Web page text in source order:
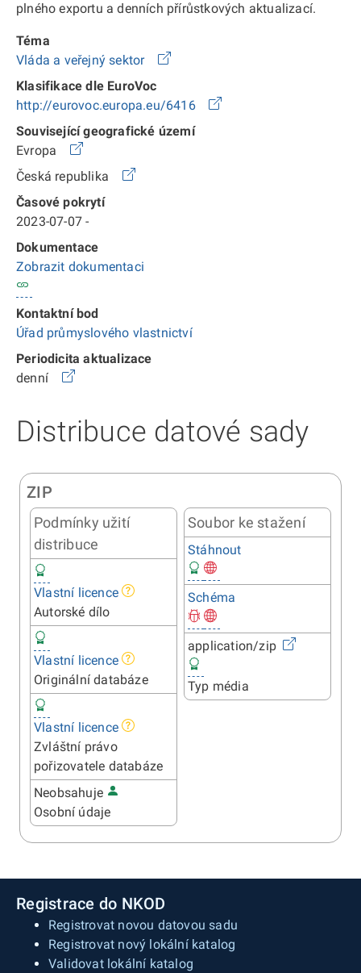
plného exportu a denních přírůstkových aktualizací.
Téma
Vláda a veřejný sektor
Klasifikace dle EuroVoc
http://eurovoc.europa.eu/6416
Související geografické území
Evropa
Česká republika
Časové pokrytí
2023-07-07 -
Dokumentace
Zobrazit dokumentaci
Kontaktní bod
Úřad průmyslového vlastnictví
Periodicita aktualizace
denní
Distribuce datové sady
ZIP
Podmínky užití
distribuce
Vlastní licence
Autorské dílo
Vlastní licence
Originální databáze
Vlastní licence
Zvláštní právo
pořizovatele databáze
Neobsahuje
Osobní údaje
Soubor ke stažení
Stáhnout
Schéma
application/zip
Typ média
Registrace do NKOD
Registrovat novou datovou sadu
Registrovat nový lokální katalog
Validovat lokální katalog